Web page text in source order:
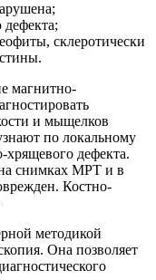
дефекта;
склеротически
магнитно-
и мыщелков
по локальному
хрящевого дефекта.
снимках МРТ и в
Костно-
методикой
Она позволяет